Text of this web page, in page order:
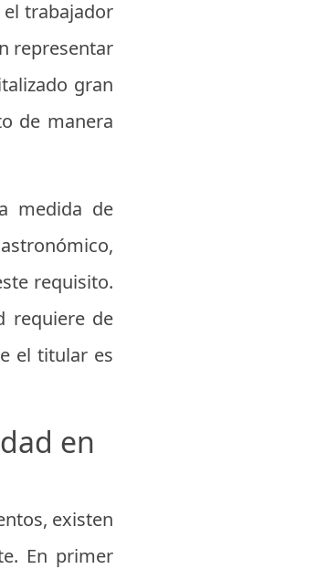
trabajador
representar
gran
de manera
medida de
requisito.
requiere de
el titular es
en
existen
En primer